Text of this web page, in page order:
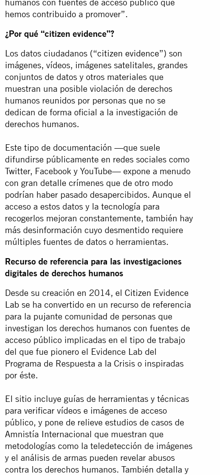
hemos contribuido a promover”.
¿Por qué “citizen evidence”?
Los datos ciudadanos (“citizen evidence”) son
imágenes, vídeos, imágenes satelitales, grandes
conjuntos de datos y otros materiales que
muestran una posible violación de derechos
humanos reunidos por personas que no se
dedican de forma oficial a la investigación de
derechos humanos.
Este tipo de documentación —que suele
difundirse públicamente en redes sociales como
Twitter, Facebook y YouTube— expone a menudo
con gran detalle crímenes que de otro modo
podrían haber pasado desapercibidos. Aunque el
acceso a estos datos y la tecnología para
recogerlos mejoran constantemente, también hay
más desinformación cuyo desmentido requiere
múltiples fuentes de datos o herramientas.
Recurso de referencia para las investigaciones
digitales de derechos humanos
Desde su creación en 2014, el Citizen Evidence
Lab se ha convertido en un recurso de referencia
para la pujante comunidad de personas que
investigan los derechos humanos con fuentes de
acceso público implicadas en el tipo de trabajo
del que fue pionero el Evidence Lab del
Programa de Respuesta a la Crisis o inspiradas
por éste.
El sitio incluye guías de herramientas y técnicas
para verificar vídeos e imágenes de acceso
público, y pone de relieve estudios de casos de
Amnistía Internacional que muestran que
metodologías como la teledetección de imágenes
y el análisis de armas pueden revelar abusos
contra los derechos humanos. También detalla y